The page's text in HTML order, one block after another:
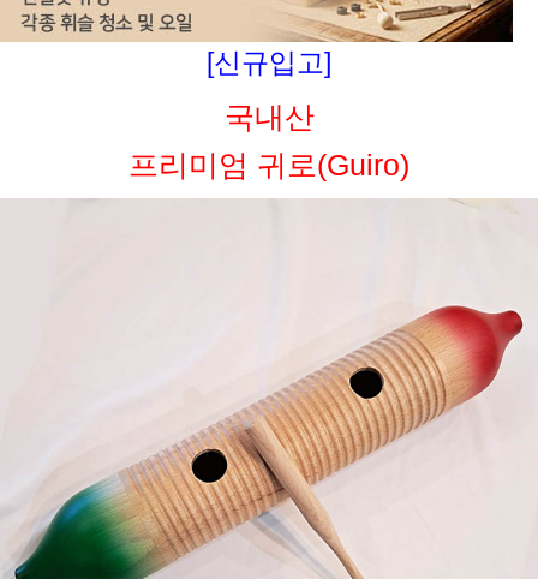
[신규입고]
국내산
프리미엄 귀로(Guiro)